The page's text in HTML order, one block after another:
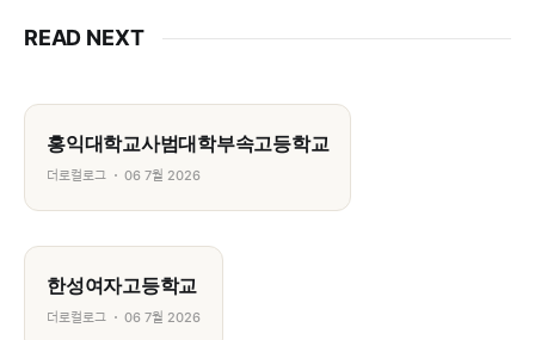
READ NEXT
홍익대학교사범대학부속고등학교
더로컬로그 06 7월 2026
한성여자고등학교
더로컬로그 06 7월 2026